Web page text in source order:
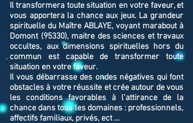
Il transformera toute situation en votre faveur, et
vous apportera la chance aux jeux. La grandeur
spirituelle du Maître ABLAYE, voyant marabout à
Domont (95330), maitre des sciences et travaux
occultes, aux dimensions spirituelles hors du
commun est capable de transformer toute
situation en votre faveur.
Il vous débarrasse des ondes négatives qui font
obstacles à votre réussite et crée autour de vous
les conditions favorables à l’attirance de la
chance dans tous les domaines : professionnels,
affectifs familiaux, privés, ect ...